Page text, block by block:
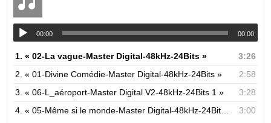
00:00 00:00
1.« 02-La vague-Master Digital-48kHz-24Bits »
3:26
2.« 01-Divine Comédie-Master Digital-48kHz-24Bits »
2:58
3.« 06-L_aéroport-Master Digital V2-48kHz-24Bits 1 »
3:28
4.« 05-Même si le monde-Master Digital-48kHz-24Bits » 3:00